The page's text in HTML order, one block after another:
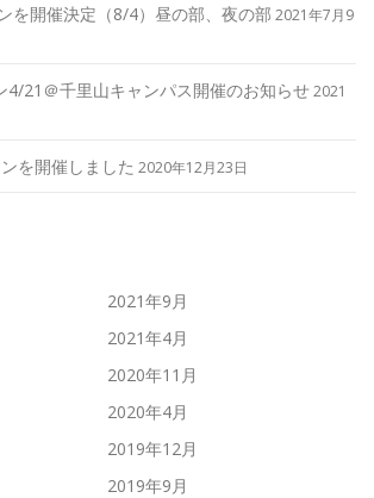
を開催決定（8/4）昼の部、夜の部 2021年7月9
4/21＠千里山キャンパス開催のお知らせ2021
を開催しました 2020年12月23日
2021年9月
2021年4月
2020年11月
2020年4月
2019年12月
2019年9月